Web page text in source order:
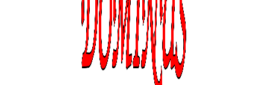
PIERCING HELIX